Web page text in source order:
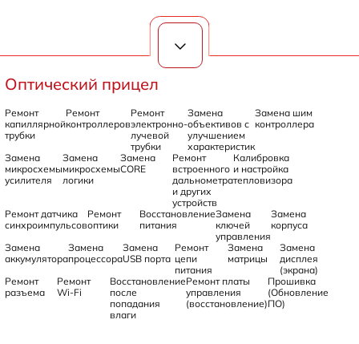
Оптический прицел
Ремонт
капиллярной
трубки
Ремонт
контроллеров
Ремонт
электронно-
лучевой
трубки
Замена
объективов с
улучшением
характеристик
Замена шим
контроллера
Замена
микросхемы
усилителя
Замена
микросхемы
логики
Замена
CORE
Ремонт
встроенного
дальнометра
и других
устройств
Калибровка
и настройка
тепловизора
Ремонт датчика
синхроимпульсов
Ремонт
оптики
Восстановление
питания
Замена
ключей
управления
Замена
корпуса
Замена
аккумулятора
Замена
процессора
Замена
USB порта
Ремонт
цепи
питания
Замена
матрицы
Замена
дисплея
(экрана)
Ремонт
разъема
Ремонт
Wi-Fi
Восстановление
после
попадания
влаги
Ремонт платы
управления
(восстановление)
Прошивка
(Обновление
ПО)